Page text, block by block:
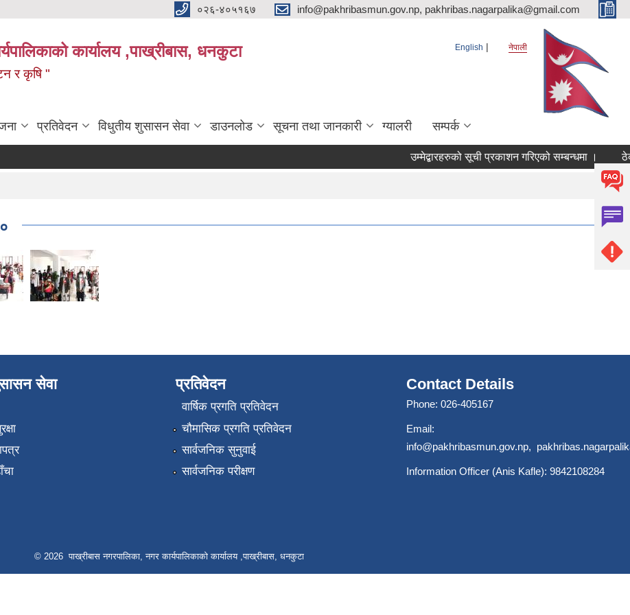
०२६-४०५१६७ info@pakhribasmun.gov.np, pakhribas.nagarpalika@gmail.com
कार्यालय ,पाख्रीबास, धनकुटा
र कृषि "
English नेपाली
प्रतिवेदन विधुतीय शुसासन सेवा डाउनलोड सूचना तथा जानकारी ग्यालरी सम्पर्क
उम्मेद्बारहरुको सूची प्रकाशन गरिएको सम्बन्धमा ।
सेवा प्रतिवेदन
वार्षिक प्रगति प्रतिवेदन
चौमासिक प्रगति प्रतिवेदन
सार्वजनिक सुनुवाई
सार्वजनिक परीक्षण
Contact Details
Phone: 026-405167
Email:
info@pakhribasmun.gov.np,
Information Officer (Anis Kafle): 9842108284
© 2026 पाख्रीबास नगरपालिका, नगर कार्यपालिकाको कार्यालय ,पाख्रीबास, धनकुटा